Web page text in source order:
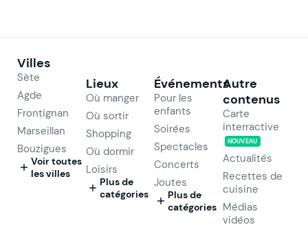
Villes
Sète
Agde
Frontignan
Marseillan
Bouzigues
Voir toutes
les villes
Lieux
Où manger
Où sortir
Shopping
Où dormir
Loisirs
Plus de
catégories
Événements
Pour les
enfants
Soirées
Spectacles
Concerts
Joutes
Plus de
catégories
Autre
contenus
Carte
interractive
NOUVEAU
Actualités
Recettes de
cuisine
Médias
vidéos